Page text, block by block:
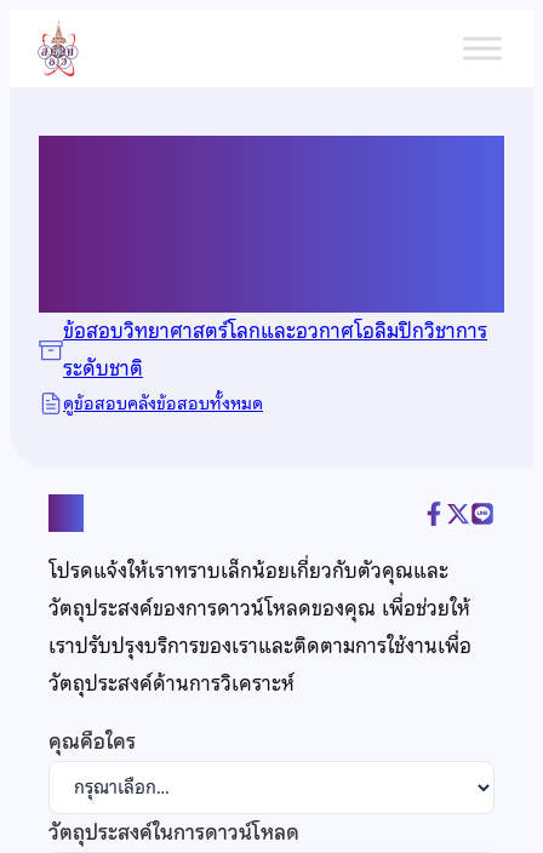
เนื้อหา
ข้อสอบวิทยาศาสตร์โลกและอวกาศโอลิมปิกวิชาการ
ระดับชาติ
ดูข้อสอบคลังข้อสอบทั้งหมด
โปรดแจ้งให้เราทราบเล็กน้อยเกี่ยวกับตัวคุณและ
วัตถุประสงค์ของการดาวน์โหลดของคุณ เพื่อช่วยให้
เราปรับปรุงบริการของเราและติดตามการใช้งานเพื่อ
วัตถุประสงค์ด้านการวิเคราะห์
คุณคือใคร
วัตถุประสงค์ในการดาวน์โหลด